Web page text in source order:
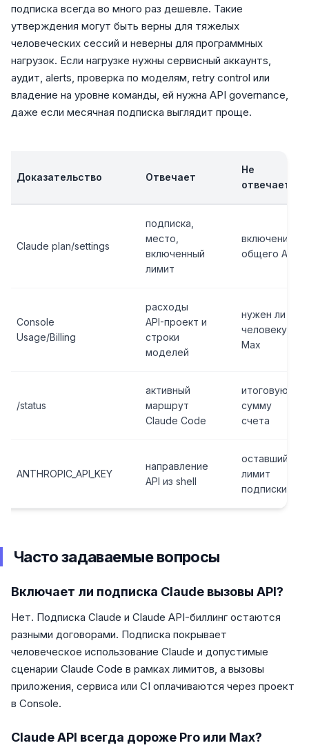
подписка всегда во много раз дешевле. Такие
утверждения могут быть верны для тяжелых
человеческих сессий и неверны для программных
нагрузок. Если нагрузке нужны сервисный аккаунтs,
аудит, alerts, проверка по моделям, retry control или
владение на уровне команды, ей нужна API governance,
даже если месячная подписка выглядит проще.
Доказательство Отвечает
Не
отвечает
Claude plan/settings
подписка,
место,
включенный
лимит
включение
общего API
Console
Usage/Billing
расходы
API-проект и
строки
моделей
нужен ли
человеку
Max
/status
активный
маршрут
Claude Code
итоговую
сумму
счета
ANTHROPIC_API_KEY
направление
API из shell
оставшийся
лимит
подписки
Часто задаваемые вопросы
Включает ли подписка Claude вызовы API?
Нет. Подписка Claude и Claude API-биллинг остаются
разными договорами. Подписка покрывает
человеческое использование Claude и допустимые
сценарии Claude Code в рамках лимитов, а вызовы
приложения, сервиса или CI оплачиваются через проект
в Console.
Claude API всегда дороже Pro или Max?